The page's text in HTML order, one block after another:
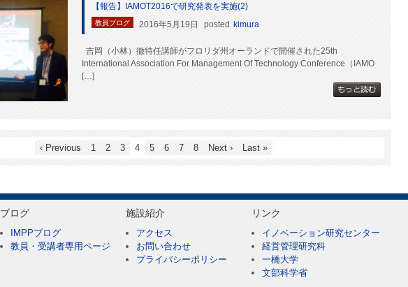
【報告】IAMOT2016で研究発表を実施(2)
教員ブログ 2016年5月19日 posted kimura
吉岡（小林）徹特任講師がフロリダ州オーランドで開催された25th
International Association For Management Of Technology Conference（IAMO
[…]
‹ Previous 1 2 3 4 5 6 7 8 Next › Last »
ブログ
IMPPブログ
教員・受講者専用ページ
施設紹介
アクセス
お問い合わせ
プライバシーポリシー
リンク
イノベーション研究センター
経営管理研究科
一橋大学
文部科学省